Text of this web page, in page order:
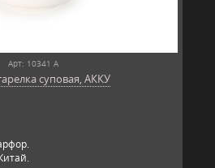
Арт: 10341 А
суповая, АККУ